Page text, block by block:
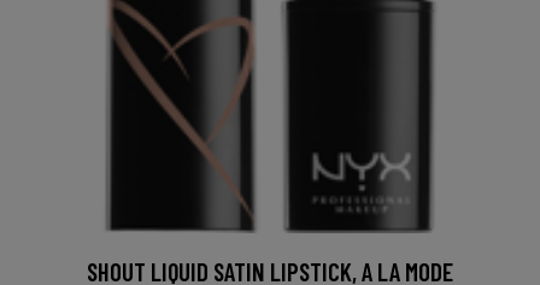
SHOUT LIQUID SATIN LIPSTICK, A LA MODE